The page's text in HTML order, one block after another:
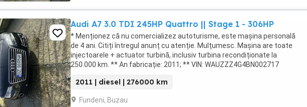
Audi A7 3.0 TDI 245HP Quattro || Stage 1 - 306HP
* Menționez că nu comercializez autoturisme, este mașina personală
de 4 ani. Citiți întregul anunț cu atenție. Mulțumesc. Mașina are toate
injectoarele + actuator turbină, inclusiv turbina recondiționate la
250.000 km. ** An fabricație: 2011; ** VIN: WAUZZZ4G4BN002717
2011 | diesel | 276000 km
Fundeni, Buzau